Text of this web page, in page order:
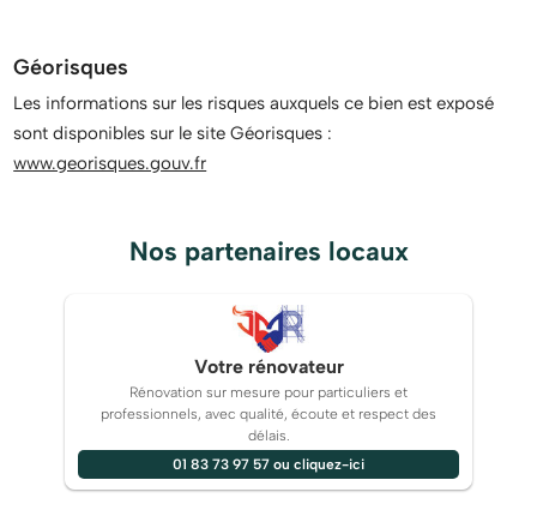
Géorisques
Les informations sur les risques auxquels ce bien est exposé
sont disponibles sur le site Géorisques :
www.georisques.gouv.fr
Nos partenaires locaux
Votre rénovateur
Rénovation sur mesure pour particuliers et
professionnels, avec qualité, écoute et respect des
délais.
01 83 73 97 57 ou cliquez-ici